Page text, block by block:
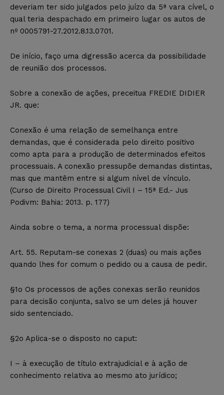
deveriam ter sido julgados pelo juízo da 5ª vara cível, o
qual teria despachado em primeiro lugar os autos de
nº 0005791-27.2012.8.13.0701.
De início, faço uma digressão acerca da possibilidade
de reunião dos processos.
Sobre a conexão de ações, preceitua FREDIE DIDIER
JR. que:
Conexão é uma relação de semelhança entre
demandas, que é considerada pelo direito positivo
como apta para a produção de determinados efeitos
processuais. A conexão pressupõe demandas distintas,
mas que mantêm entre si algum nível de vínculo.
(Curso de Direito Processual Civil I – 15ª Ed.- Jus
Podivm: Bahia: 2013. p. 177)
Ainda sobre o tema, a norma processual dispõe:
Art. 55. Reputam-se conexas 2 (duas) ou mais ações
quando lhes for comum o pedido ou a causa de pedir.
§1o Os processos de ações conexas serão reunidos
para decisão conjunta, salvo se um deles já houver
sido sentenciado.
§2o Aplica-se o disposto no caput:
I – à execução de título extrajudicial e à ação de
conhecimento relativa ao mesmo ato jurídico;